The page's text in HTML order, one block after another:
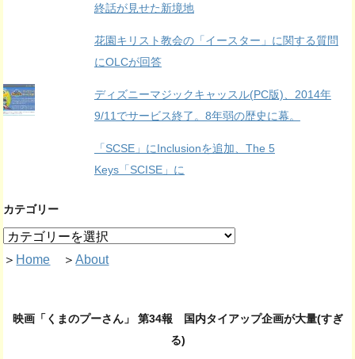
終話が見せた新境地
花園キリスト教会の「イースター」に関する質問
にOLCが回答
ディズニーマジックキャッスル(PC版)、2014年
9/11でサービス終了。8年弱の歴史に幕。
「SCSE」にInclusionを追加、The 5
Keys「SCISE」に
カテゴリー
＞ Home ＞About
映画「くまのプーさん」 第34報 国内タイアップ企画が大量(すぎ
る)